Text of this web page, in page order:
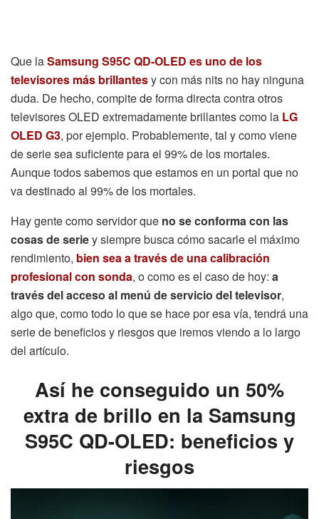
Que laSamsung S95C QD-OLED es uno de los
televisores más brillantesy con más nits no hay ninguna
duda. De hecho, compite de forma directa contra otros
televisores OLED extremadamente brillantes como la LG
OLED G3, por ejemplo. Probablemente, tal y como viene
de serie sea suficiente para el 99% de los mortales.
Aunque todos sabemos que estamos en un portal que no
va destinado al 99% de los mortales.
Hay gente como servidor que no se conforma con las
cosas de seriey siempre busca cómo sacarle el máximo
rendimiento, bien sea a través de una calibración
profesional con sonda, o como es el caso de hoy: a
través del acceso al menú de servicio del televisor,
algo que, como todo lo que se hace por esa vía, tendrá una
serie de beneficios y riesgos que iremos viendo a lo largo
del artículo.
Así he conseguido un 50%
extra de brillo en la Samsung
S95C QD-OLED: beneficios y
riesgos